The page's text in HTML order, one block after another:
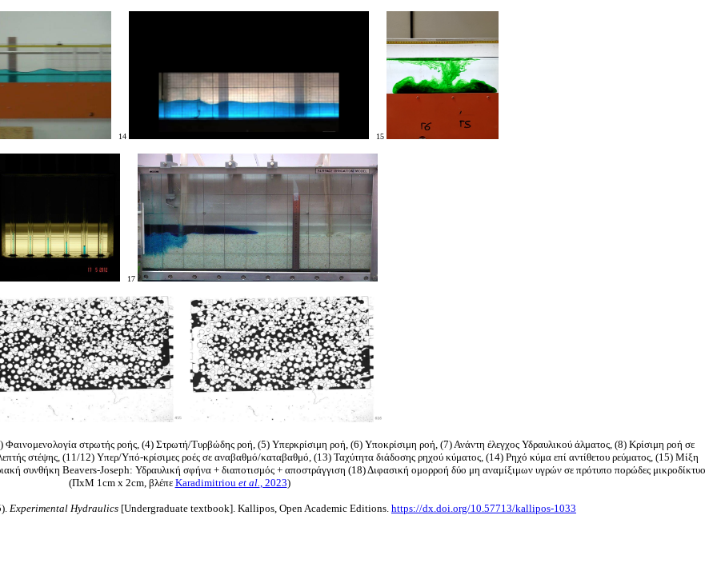
14 15
17
Φαινομενολογία στρωτής ροής, (4) Στρωτή/Τυρβώδης ροή, (5) Υπερκρίσιμη ροή, (6) Υποκρίσιμη ροή, (7)Ανάντη έλεγχος Υδραυλικού άλματος, (8) Κρίσιμη ροή σε
στέψης, (11/12) Υπερ/Υπό-κρίσιμες ροές σε αναβαθμό/καταβαθμό, (13) Ταχύτητα διάδοσης ρηχού κύματος, (14) Ρηχό κύμα επί αντίθετου ρεύματος, (15) Μίξη
συνθήκη Beavers-Joseph: Υδραυλική σφήνα + διαποτισμός + αποστράγγιση (18) Διφασική ομορροή δύο μη αναμίξιμων υγρών σε πρότυπο πορώδες μικροδίκτυο
(ΠxΜ 1cm x 2cm, βλέπε Karadimitriou et al., 2023)
Experimental Hydraulics [Undergraduate textbook]. Kallipos, Open Academic Editions. https://dx.doi.org/10.57713/kallipos-1033